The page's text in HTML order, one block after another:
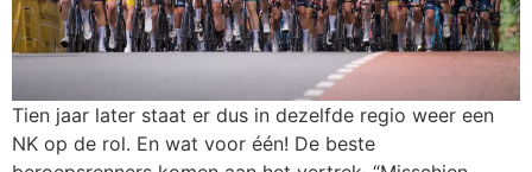
Tien jaar later staat er dus in dezelfde regio weer een
NK op de rol. En wat voor één! De beste